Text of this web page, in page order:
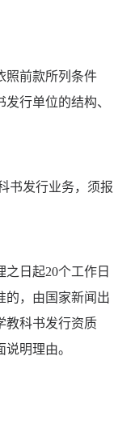
前款所列条件
行单位的结构、
发行业务，须报
日起20个工作日
的，由国家新闻出
教科书发行资质
明理由。